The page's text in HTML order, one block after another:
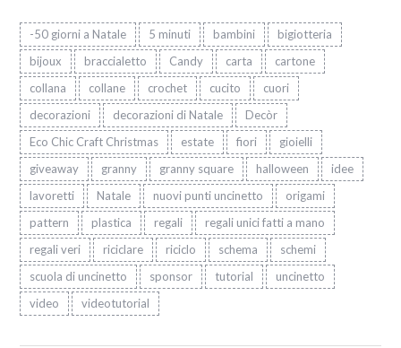
-50 giorni a Natale 5 minuti bambini
bigiotteria
bijoux
braccialetto Candy carta
cartone
collana
collane crochet cucito
cuori
decorazioni
decorazioni di Natale
Decòr
Eco Chic Craft Christmas
estate fiori
gioielli
giveaway
granny granny square halloween
idee
lavoretti
Natale nuovi punti uncinetto
origami
pattern
plastica regali
regali unici fatti a mano
regali veri
riciclare riciclo schema
schemi
scuola di uncinetto
sponsor tutorial
uncinetto
video
videotutorial